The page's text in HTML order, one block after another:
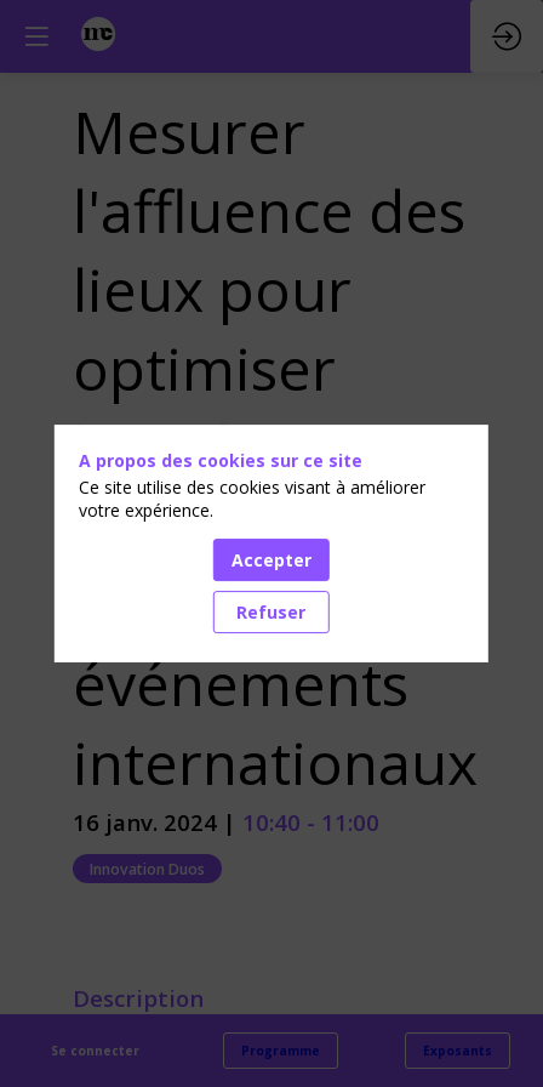
Mesurer
l'affluence des
lieux pour
optimiser
l'expérience
visiteurs lors
de Grands
événements
internationaux
16 janv. 2024 | 10:40 - 11:00
Innovation Duos
Description
SELECTION INNOVATION DUOS 2024
Découvrez le projet Affluences JOP2024, une
Se connecter Programme Exposants
A propos des cookies sur ce site
Ce site utilise des cookies visant à améliorer
votre expérience.
Accepter
Refuser